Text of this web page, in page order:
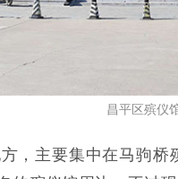
昌平区殡仪
，主要集中在马驹